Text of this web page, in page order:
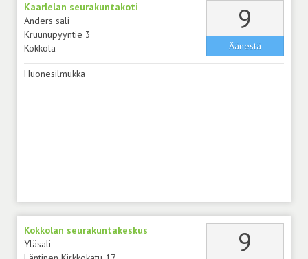
Kaarlelan seurakuntakoti
Anders sali
Kruunupyyntie 3
Kokkola
9
Äänestä
Huonesilmukka
Kokkolan seurakuntakeskus
Yläsali
9